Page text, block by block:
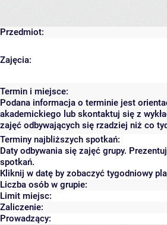
Przedmiot:
Zajęcia:
Termin i miejsce:
Podana informacja o terminie jest
akademickiego lub skontaktuj się z
zajęć odbywających się rzadziej niż co
Terminy najbliższych spotkań:
Daty odbywania się zajęć grupy.
spotkań.
Kliknij w datę by zobaczyć tygodniowy
Liczba osób w grupie:
Limit miejsc:
Zaliczenie:
Prowadzący: